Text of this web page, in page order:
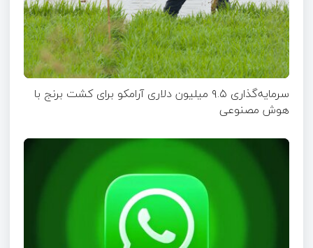
سرمایه‌گذاری ۹.۵ میلیون دلاری آرامکو برای کشت برنج با
هوش مصنوعی